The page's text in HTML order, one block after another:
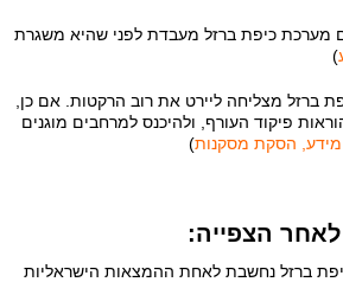
נתונים מערכת כיפת ברזל מעבדת לפני שהיא משגרת
)
כיפת ברזל מצליחה ליירט את רוב הרקטות. אם כן,
פיקוד העורף, ולהיכנס למרחבים מוגנים
מידע, הסקת מסקנות)
הצפייה:
ברזל נחשבת לאחת ההמצאות הישראליות